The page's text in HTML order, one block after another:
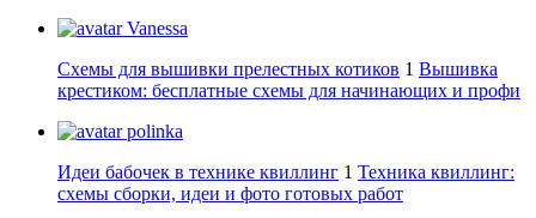
Vanessa
Схемы для вышивки прелестных котиков 1 Вышивка
крестиком: бесплатные схемы для начинающих и профи
polinka
Идеи бабочек в технике квиллинг 1 Техника квиллинг:
схемы сборки, идеи и фото готовых работ